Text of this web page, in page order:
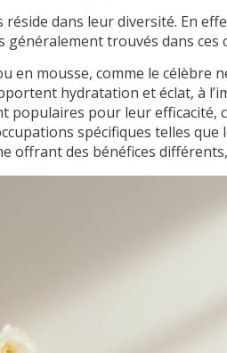
dans leur diversité. En
généralement trouvés dans ces
en mousse, comme le célèbre
hydratation et éclat, à
populaires pour leur efficacité,
spécifiques telles
offrant des bénéfices